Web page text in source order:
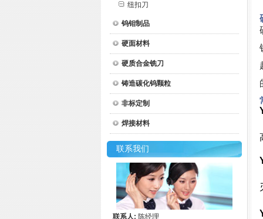
纽扣刀
钨钼制品
硬面材料
硬质合金铣刀
铸造碳化钨颗粒
非标定制
焊接材料
联系我们
联系人: 陈经理